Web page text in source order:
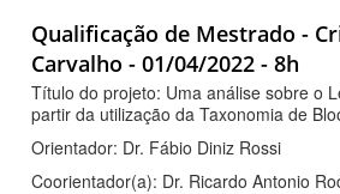
Qualificação de Mestrado -
Carvalho - 01/04/2022 - 8h
Título do projeto: Uma análise sobre o
partir da utilização da Taxonomia de
Orientador: Dr. Fábio Diniz Rossi
Coorientador(a): Dr. Ricardo Antonio